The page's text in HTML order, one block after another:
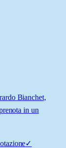
Bianchet,
in un
✓